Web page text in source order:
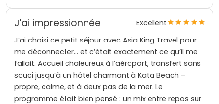
J'ai impressionnée
Excellent
J’ai choisi ce petit séjour avec Asia King Travel pour
me déconnecter… et c’était exactement ce qu’il me
fallait. Accueil chaleureux à l’aéroport, transfert sans
souci jusqu’à un hôtel charmant à Kata Beach –
propre, calme, et à deux pas de la mer. Le
programme était bien pensé : un mix entre repos sur